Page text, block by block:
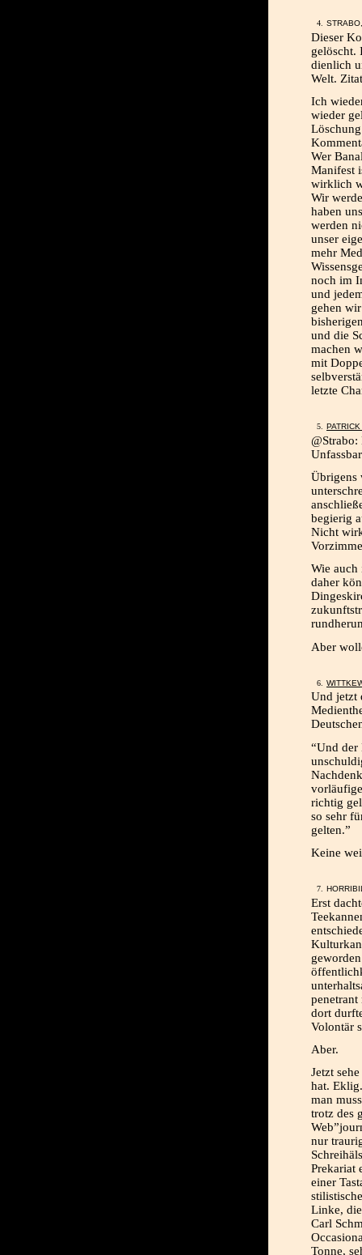
Dieser
gelöscht.
dienlich
Welt.
Ich
wieder
Wer
Manifest
wirklich
Wir
haben
werden
unser
mehr
noch im
und
gehen
und die
machen
mit
letzte
Übrigens
begierig
Nicht
Wie auch
daher
Aber
Und jetzt
“Und der
richtig
so sehr
gelten.”
Keine
Erst
dort
Volontär
Aber.
Jetzt
hat.
man
trotz des
nur
Prekariat
einer
Linke,
Carl
Tonne,